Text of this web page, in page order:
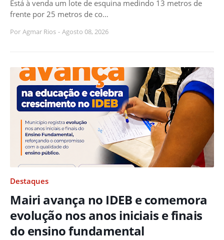
Está à venda um lote de esquina medindo 13 metros de
frente por 25 metros de co…
Por Agmar Rios - Agosto 08, 2026
Destaques
Mairi avança no IDEB e comemora
evolução nos anos iniciais e finais
do ensino fundamental